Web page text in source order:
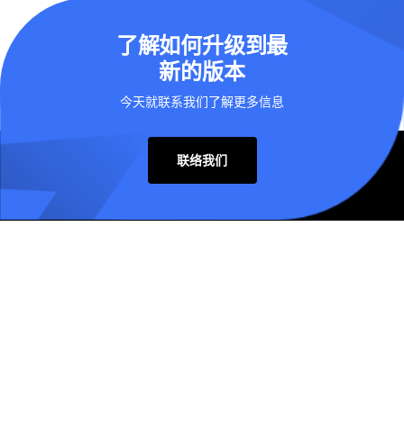
了解如何升级到最
新的版本
今天就联系我们了解更多信息
联络我们